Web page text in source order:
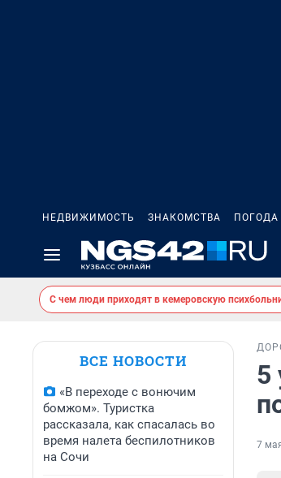
НЕДВИЖИМОСТЬ ЗНАКОМСТВА ПОГОДА
С чем люди приходят в кемеровскую
ВСЕ НОВОСТИ
«В переходе с вонючим
бомжом». Туристка
рассказала, как спасалась во
время налета беспилотников
на Сочи
5
7